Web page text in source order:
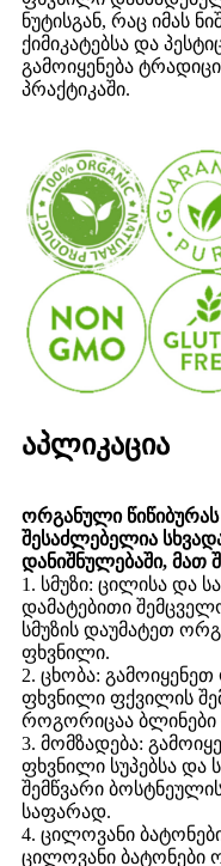
ნუტისგან, რაც იმას
ქიმიკატებსა და
გამოიყენება
პრაქტიკაში.
აპლიკაცია
ორგანული
შესაძლებელია
დანიშნულებაში, მათ
1. სმუზი: ცილისა და
დამატებითი
სმუზის დაუმატეთ
ფხვნილი.
2. ცხობა:
ფხვნილი ფქვილის
როგორიცაა ბლინები
3. მომზადება:
ფხვნილი სუპებსა და
შემწვარი
საფარად.
4. ცილოვანი
ცილოვანი ბატონები